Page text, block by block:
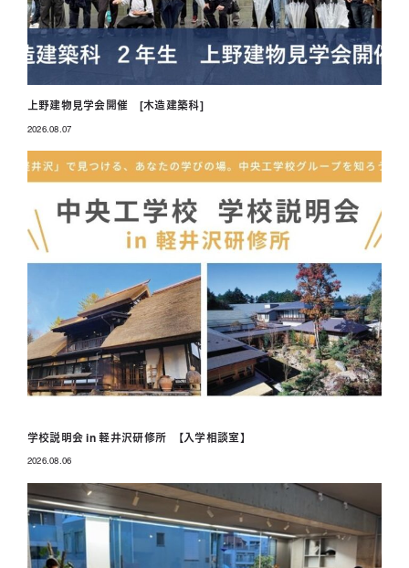
上野建物見学会開催 [木造建築科]
2026.08.07
学校説明会 in 軽井沢研修所 【入学相談室】
2026.08.06